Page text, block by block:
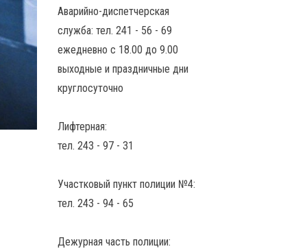
Аварийно-диспетчерская
служба: тел. 241 - 56 - 69
ежедневно с 18.00 до 9.00
выходные и праздничные дни
круглосуточно
Лифтерная:
тел. 243 - 97 - 31
Участковый пункт полиции №4:
тел. 243 - 94 - 65
Дежурная часть полиции: